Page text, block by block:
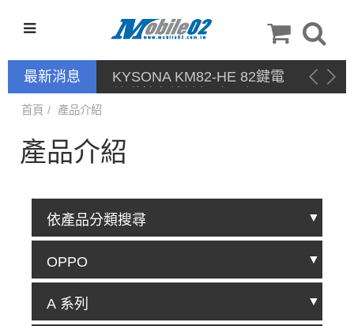
最新消息 停產通告
首頁 產品介紹
產品介紹